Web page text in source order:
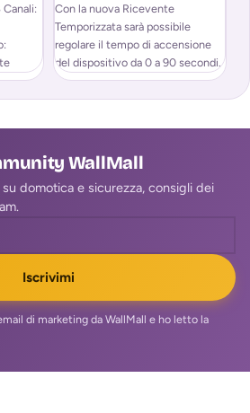
Con la nuova Ricevente
Temporizzata sarà possibile
regolare il tempo di accensione
del dispositivo da 0 a 90 secondi.
Ricevente temporizzata 12v
WallMall
domotica e sicurezza, consigli dei
Iscrivimi
di marketing da WallMall e ho letto la